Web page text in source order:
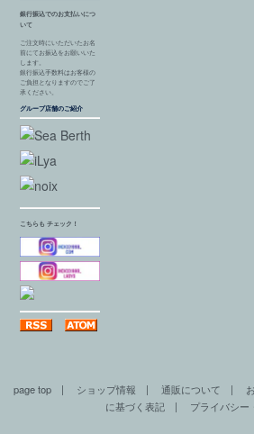
銀行振込でのお支払いにつ
いて
ご注文時にいただいたお名
前にてお振込をお願いいた
します。
銀行振込手数料はお客様の
ご負担となりますのでご了
承ください。
グループ店舗のご紹介
こちらも チェック！
page top | ショップ情報 | 通販について |
に基づく表記| プライバシー